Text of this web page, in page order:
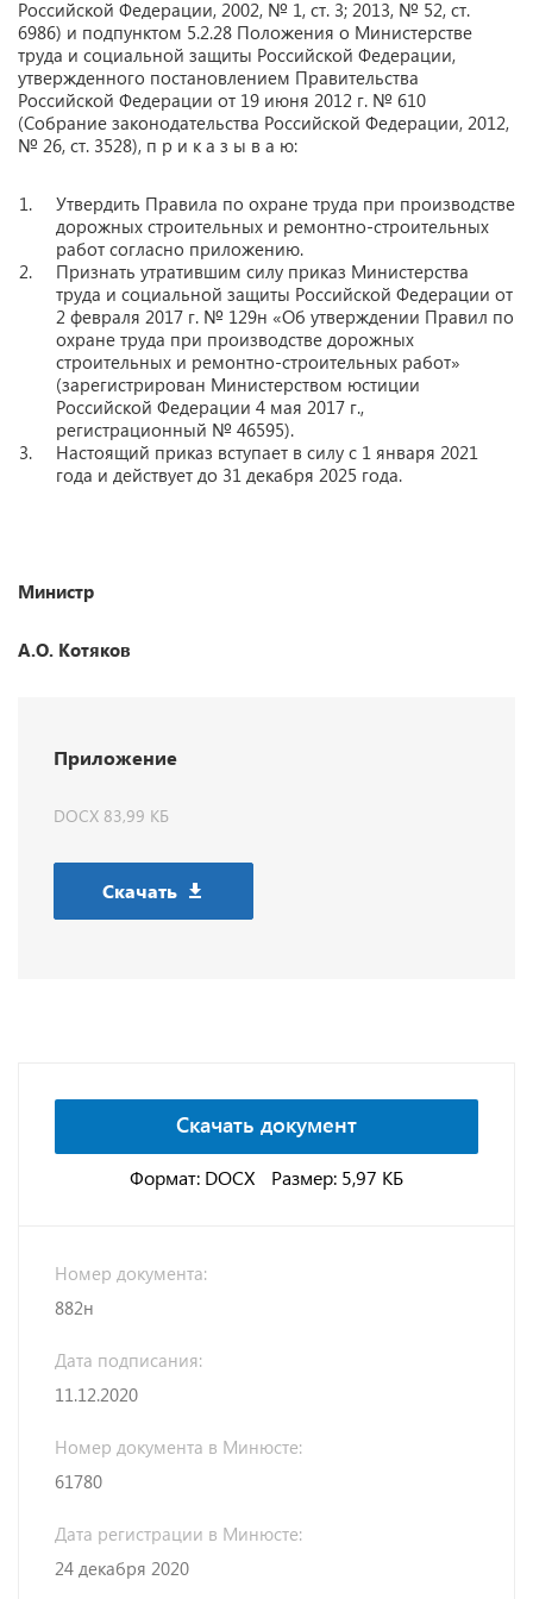
Российской Федерации, 2002, № 1, ст. 3; 2013, № 52, ст.
6986) и подпунктом 5.2.28 Положения о Министерстве
труда и социальной защиты Российской Федерации,
утвержденного постановлением Правительства
Российской Федерации от 19 июня 2012 г. № 610
(Собрание законодательства Российской Федерации, 2012,
№ 26, ст. 3528), п р и к а з ы в а ю:
Утвердить Правила по охране труда при производстве
дорожных строительных и ремонтно-строительных
работ согласно приложению.
Признать утратившим силу приказ Министерства
труда и социальной защиты Российской Федерации от
2 февраля 2017 г. № 129н «Об утверждении Правил по
охране труда при производстве дорожных
строительных и ремонтно-строительных работ»
(зарегистрирован Министерством юстиции
Российской Федерации 4 мая 2017 г.,
регистрационный № 46595).
Настоящий приказ вступает в силу с 1 января 2021
года и действует до 31 декабря 2025 года.
Министр
А.О. Котяков
Приложение
DOCX 83,99 КБ
Скачать
Скачать документ
Формат: DOCX Размер: 5,97 КБ
Номер документа:
882н
Дата подписания:
11.12.2020
Номер документа в Минюсте:
61780
Дата регистрации в Минюсте:
24 декабря 2020